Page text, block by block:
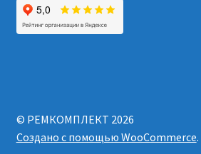
© РЕМКОМПЛЕКТ 2026
Создано с помощью WooCommerce.